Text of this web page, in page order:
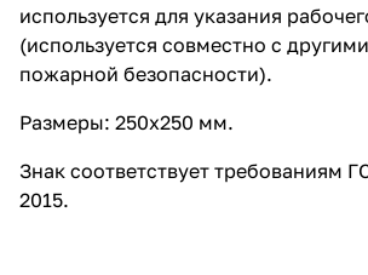
используется для указания
(используется совместно с
пожарной безопасности).
Размеры: 250х250 мм.
Знак соответствует требованиям
2015.